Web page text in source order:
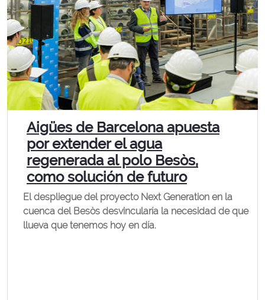
Aigües de Barcelona apuesta
por extender el agua
regenerada al polo Besòs,
como solución de futuro
El despliegue del proyecto Next Generation en la
cuenca del Besòs desvincularía la necesidad de que
llueva que tenemos hoy en día.